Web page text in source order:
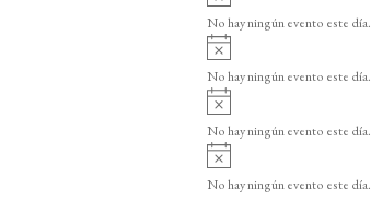
o
v
i
o
No hay ningún evento este día.
v
i
o
No hay ningún evento este día.
A
v
i
o
No hay ningún evento este día.
A
v
i
No hay ningún evento este día.